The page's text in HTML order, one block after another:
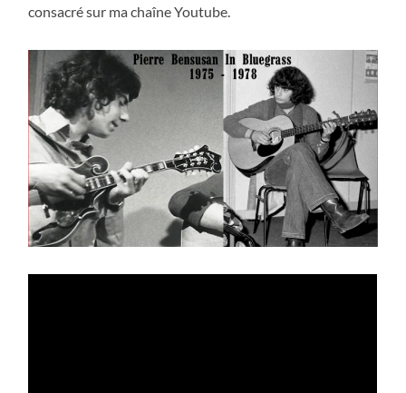
consacré sur ma chaîne Youtube.